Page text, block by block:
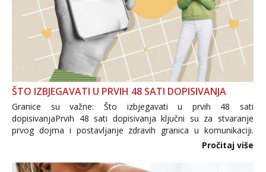
ŠTO IZBJEGAVATI U PRVIH 48 SATI DOPISIVANJA
Granice su važne: Što izbjegavati u prvih 48 sati
dopisivanjaPrvih 48 sati dopisivanja ključni su za stvaranje
prvog dojma i postavljanje zdravih granica u komunikaciji.
Važno je izbjeći prebrzo otkrivanje osobnih ili intimnih
informacija, jer nepoznata osoba još nije zaslužila to
povjerenje. Takođe...
Pročitaj više